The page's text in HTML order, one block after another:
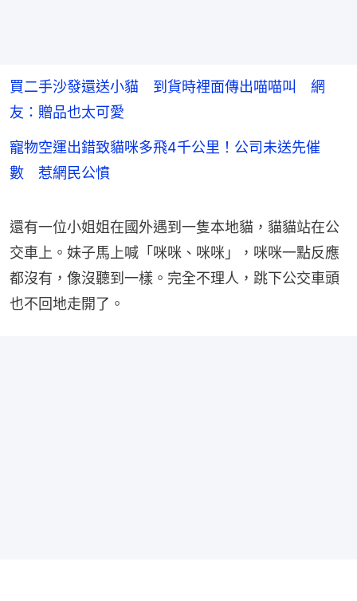
買二手沙發還送小貓 到貨時裡面傳出喵喵叫 網
友：贈品也太可愛
寵物空運出錯致貓咪多飛4千公里！公司未送先催
數 惹網民公憤
還有一位小姐姐在國外遇到一隻本地貓，貓貓站在公
交車上。妹子馬上喊「咪咪、咪咪」，咪咪一點反應
都沒有，像沒聽到一樣。完全不理人，跳下公交車頭
也不回地走開了。